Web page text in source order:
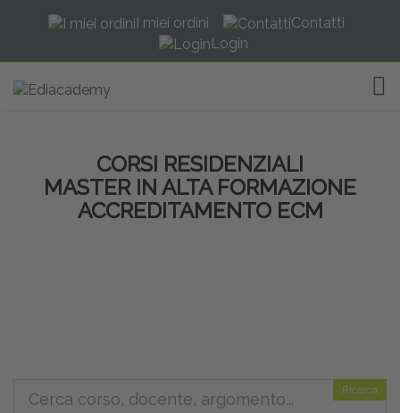
I miei ordini
Contatti
Login
CORSI RESIDENZIALI
MASTER IN ALTA FORMAZIONE
ACCREDITAMENTO ECM
Ricerca